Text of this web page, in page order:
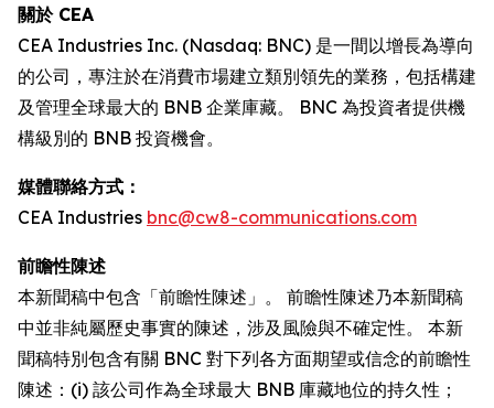
關於 CEA
CEA Industries Inc. (Nasdaq: BNC) 是一間以增長為導向
的公司，專注於在消費市場建立類別領先的業務，包括構建
及管理全球最大的 BNB 企業庫藏。 BNC 為投資者提供機
構級別的 BNB 投資機會。
媒體聯絡方式：
CEA Industries bnc@cw8-communications.com
前瞻性陳述
本新聞稿中包含「前瞻性陳述」。 前瞻性陳述乃本新聞稿
中並非純屬歷史事實的陳述，涉及風險與不確定性。 本新
聞稿特別包含有關 BNC 對下列各方面期望或信念的前瞻性
陳述：(i) 該公司作為全球最大 BNB 庫藏地位的持久性；